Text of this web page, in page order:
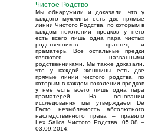
Чистое Родство
Мы обнаружили и доказали, что у
каждого мужчины есть две прямые
линии Чистого Родства, по которым в
каждом поколении предков у него
есть всего лишь одна пара чистых
родственников – праотец и
праматерь. Все остальные предки
являются названными
родственниками. Мы также доказали,
что у каждой женщины есть две
прямые линии чистого родства, по
которым в каждом поколении предков
у неё есть всего лишь одна пара
праматерей. На основании
исследования мы утверждаем De
Facto незыблемость абсолютного
наследственного права – правило
Lex Salica Чистого Родства. 05.08 –
03.09.2014.